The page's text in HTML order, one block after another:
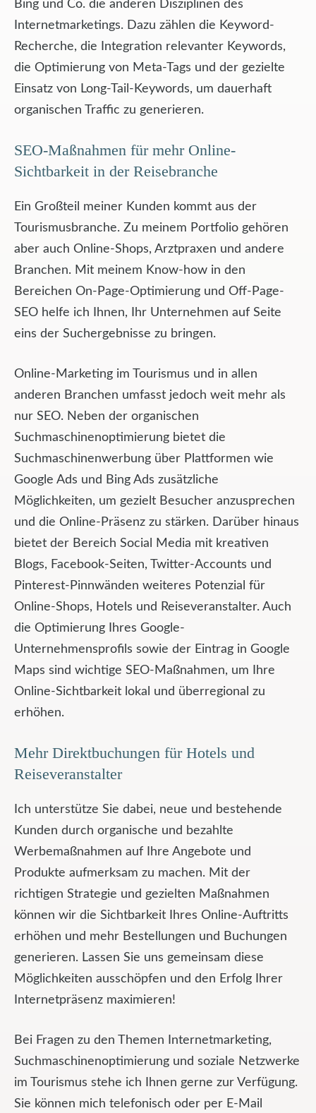
Bing und Co. die anderen Disziplinen des
Internetmarketings. Dazu zählen die Keyword-
Recherche, die Integration relevanter Keywords,
die Optimierung von Meta-Tags und der gezielte
Einsatz von Long-Tail-Keywords, um dauerhaft
organischen Traffic zu generieren.
SEO-Maßnahmen für mehr Online-
Sichtbarkeit in der Reisebranche
Ein Großteil meiner Kunden kommt aus der
Tourismusbranche. Zu meinem Portfolio gehören
aber auch Online-Shops, Arztpraxen und andere
Branchen. Mit meinem Know-how in den
Bereichen On-Page-Optimierung und Off-Page-
SEO helfe ich Ihnen, Ihr Unternehmen auf Seite
eins der Suchergebnisse zu bringen.
Online-Marketing im Tourismus und in allen
anderen Branchen umfasst jedoch weit mehr als
nur SEO. Neben der organischen
Suchmaschinenoptimierung bietet die
Suchmaschinenwerbung über Plattformen wie
Google Ads und Bing Ads zusätzliche
Möglichkeiten, um gezielt Besucher anzusprechen
und die Online-Präsenz zu stärken. Darüber hinaus
bietet der Bereich Social Media mit kreativen
Blogs, Facebook-Seiten, Twitter-Accounts und
Pinterest-Pinnwänden weiteres Potenzial für
Online-Shops, Hotels und Reiseveranstalter. Auch
die Optimierung Ihres Google-
Unternehmensprofils sowie der Eintrag in Google
Maps sind wichtige SEO-Maßnahmen, um Ihre
Online-Sichtbarkeit lokal und überregional zu
erhöhen.
Mehr Direktbuchungen für Hotels und
Reiseveranstalter
Ich unterstütze Sie dabei, neue und bestehende
Kunden durch organische und bezahlte
Werbemaßnahmen auf Ihre Angebote und
Produkte aufmerksam zu machen. Mit der
richtigen Strategie und gezielten Maßnahmen
können wir die Sichtbarkeit Ihres Online-Auftritts
erhöhen und mehr Bestellungen und Buchungen
generieren. Lassen Sie uns gemeinsam diese
Möglichkeiten ausschöpfen und den Erfolg Ihrer
Internetpräsenz maximieren!
Bei Fragen zu den Themen Internetmarketing,
Suchmaschinenoptimierung und soziale Netzwerke
im Tourismus stehe ich Ihnen gerne zur Verfügung.
Sie können mich telefonisch oder per E-Mail